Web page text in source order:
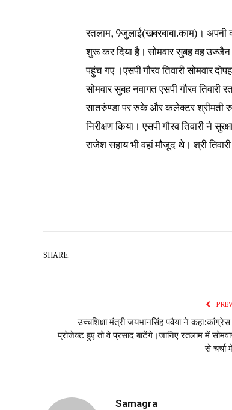
रतलाम, 9जुलाई(खबरबाबा.काम)। अपनी
शुरू कर दिया है। सोमवार सुबह वह
पहुंच गए ।एसपी गौरव तिवारी सोमवार
सोमवार सुबह नवागत एसपी गौरव
सातरुंण्डा पर रुके और कलेक्टर श्रीमती
निरीक्षण किया। एसपी गौरव तिवारी ने
राजेश सहाय भी वहां मौजूद थे। श्री
SHARE.
उच्चशिक्षा मंत्री जयभानसिंह पवैया ने
प्रोजेक्ट हुए तो वे प्रसाद बाटेंगे।जानिए रतलाम में
से चर्चा
Samagra